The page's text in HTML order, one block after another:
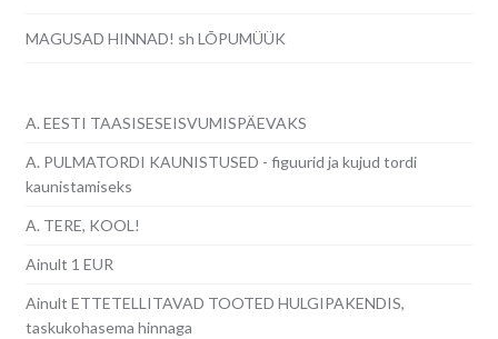
MAGUSAD HINNAD! sh LÕPUMÜÜK
A. EESTI TAASISESEISVUMISPÄEVAKS
A. PULMATORDI KAUNISTUSED - figuurid ja kujud tordi
kaunistamiseks
A. TERE, KOOL!
Ainult 1 EUR
Ainult ETTETELLITAVAD TOOTED HULGIPAKENDIS,
taskukohasema hinnaga